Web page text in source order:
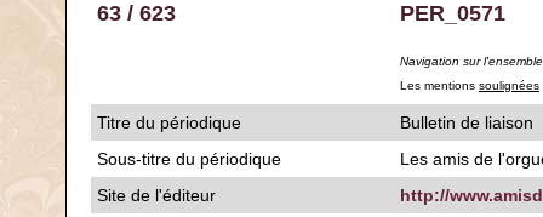
63 / 623 PER_0571
Navigation sur
Les mentions soulignées
Titre du périodique
Bulletin de liaison
Sous-titre du périodique
Les amis de
Site de l'éditeur
http://